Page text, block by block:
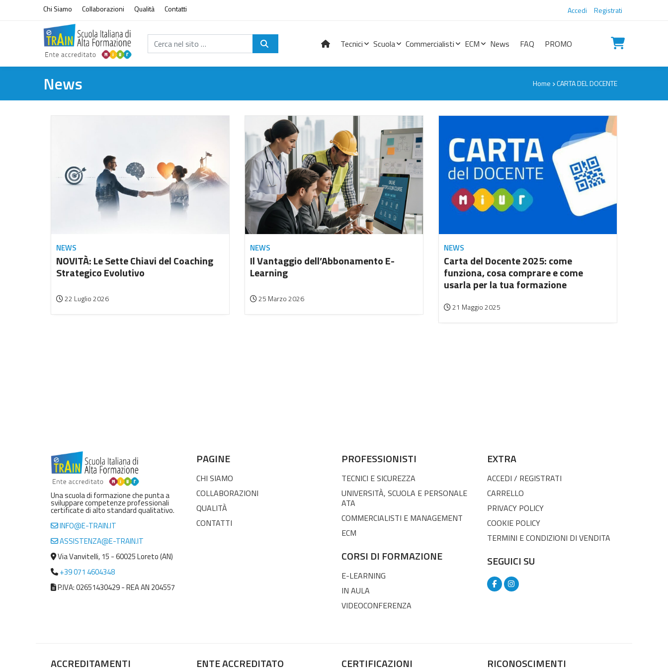
Vai al contenuto
Chi Siamo Collaborazioni Qualità Contatti Accedi Registrati
Cerca nel sito... Tecnici Scuola Commercialisti ECM News FAQ PROMO
News Home CARTA DEL DOCENTE
NEWS
NOVITÀ: Le Sette Chiavi del Coaching
Strategico Evolutivo
22 Luglio 2026
NEWS
Il Vantaggio dell’Abbonamento E-
Learning
25 Marzo 2026
NEWS
Carta del Docente 2025: come
funziona, cosa comprare e come
usarla per la tua formazione
21 Maggio 2025
Una scuola di formazione che punta a
sviluppare competenze professionali
certificate di alto standard qualitativo.
INFO@E-TRAIN.IT
ASSISTENZA@E-TRAIN.IT
Via Vanvitelli, 15 - 60025 Loreto (AN)
+39 071 4604348
P.IVA: 02651430429 - REA AN 204557
PAGINE
CHI SIAMO
COLLABORAZIONI
QUALITÀ
CONTATTI
PROFESSIONISTI
TECNICI E SICUREZZA
UNIVERSITÀ, SCUOLA E PERSONALE
ATA
COMMERCIALISTI E MANAGEMENT
ECM
CORSI DI FORMAZIONE
E-LEARNING
IN AULA
VIDEOCONFERENZA
EXTRA
ACCEDI / REGISTRATI
CARRELLO
PRIVACY POLICY
COOKIE POLICY
TERMINI E CONDIZIONI DI VENDITA
SEGUICI SU
ACCREDITAMENTI ENTE ACCREDITATO CERTIFICAZIONI RICONOSCIMENTI